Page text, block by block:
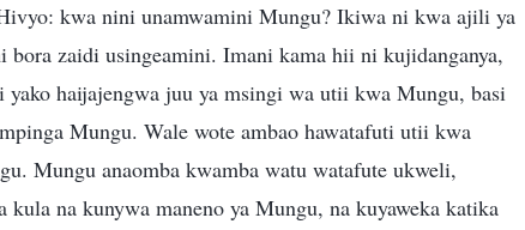
kwa nini unamwamini Mungu? Ikiwa ni kwa ajili ya
bora zaidi usingeamini. Imani kama hii ni kujidanganya,
haijajengwa juu ya msingi wa utii kwa Mungu, basi
Mungu. Wale wote ambao hawatafuti utii kwa
Mungu anaomba kwamba watu watafute ukweli,
na kunywa maneno ya Mungu, na kuyaweka katika